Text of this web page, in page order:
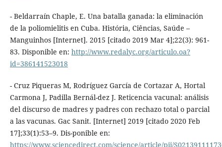
- Beldarraín Chaple, E. Una batalla ganada: la eliminación
de la poliomielitis en Cuba. História, Ciências, Saúde –
Manguinhos [Internet]. 2015 [citado 2019 Mar 4];22(3): 961-
83. Disponible en: http://www.redalyc.org/articulo.oa?
id=386141523018
- Cruz Piqueras M, Rodríguez García de Cortazar A, Hortal
Carmona J, Padilla Bernál-dez J. Reticencia vacunal: análisis
del discurso de madres y padres con rechazo total o parcial
a las vacunas. Gac Sanit. [Internet] 2019 [citado 2020 Feb
17];33(1):53–9. Dis-ponible en:
https://www.sciencedirect.com/science/article/pii/